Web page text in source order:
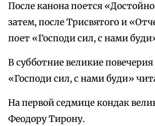
После канона поется «Достойно
затем, после Трисвятого и
поет «Господи сил, с нами
В субботние великие
«Господи сил, с нами буди»
На первой седмице кондак
Феодору Тирону.